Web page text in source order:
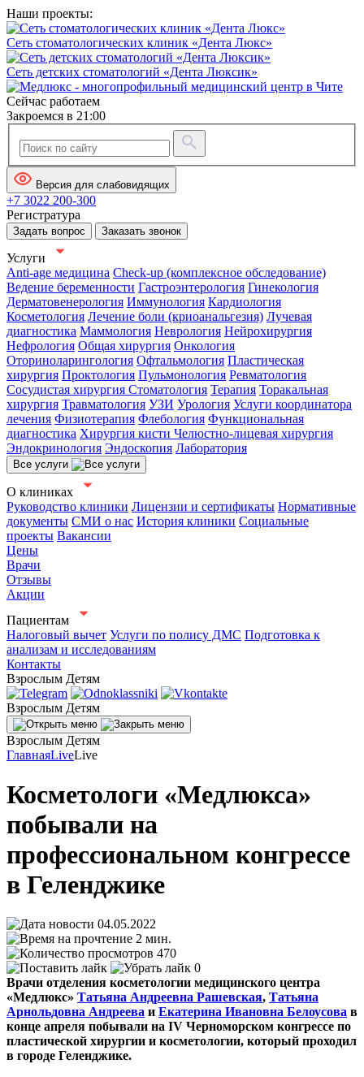
Наши проекты:
Сеть стоматологических клиник «Дента Люкс»
Сеть детских стоматологий «Дента Люксик»
Сейчас работаем
Закроемся в 21:00
Версия для слабовидящих
+7 3022 200-300
Регистратура
Задать вопрос Заказать звонок
Услуги
Anti-age медицина Check-up (комплексное обследование)
Ведение беременности Гастроэнтерология Гинекология
Дерматовенерология Иммунология Кардиология
Косметология Лечение боли (криоанальгезия) Лучевая
диагностика Маммология Неврология Нейрохирургия
Нефрология Общая хирургия Онкология
Оториноларингология Офтальмология Пластическая
хирургия Проктология Пульмонология Ревматология
Сосудистая хирургия Стоматология Терапия Торакальная
хирургия Травматология УЗИ Урология Услуги координатора
лечения Физиотерапия Флебология Функциональная
диагностика Хирургия кисти Челюстно-лицевая хирургия
Эндокринология Эндоскопия Лаборатория
Все услуги
О клиниках
Руководство клиники Лицензии и сертификаты Нормативные
документы СМИ о нас История клиники Социальные
проекты Вакансии
Цены
Врачи
Отзывы
Акции
Пациентам
Налоговый вычет Услуги по полису ДМС Подготовка к
анализам и исследованиям
Контакты
Взрослым Детям
Взрослым Детям
Взрослым Детям
ГлавнаяLiveLive
Косметологи «Медлюкса»
побывали на
профессиональном конгрессе
в Геленджике
04.05.2022
2 мин.
470
0
Врачи отделения косметологии медицинского центра
«Медлюкс» Татьяна Андреевна Рашевская, Татьяна
Арнольдовна Андреева и Екатерина Ивановна Белоусова в
конце апреля побывали на IV Черноморском конгрессе по
пластической хирургии и косметологии, который проходил
в городе Геленджике.